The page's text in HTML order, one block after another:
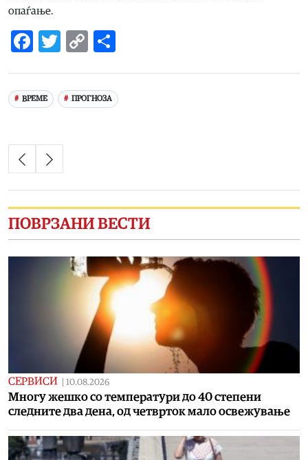
опаѓање.
Facebook
Twitter
Copy
ВРЕМЕ ПРОГНОЗА
ПОВРЗАНИ ВЕСТИ
СЕРВИСИ 10.08.2026
Многу жешко со температури до 40 степени
следните два дена, од четврток мало освежување